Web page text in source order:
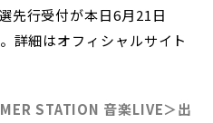
先行受付が本日6月21日
詳細はオフィシャルサイト
STATION 音楽LIVE＞出